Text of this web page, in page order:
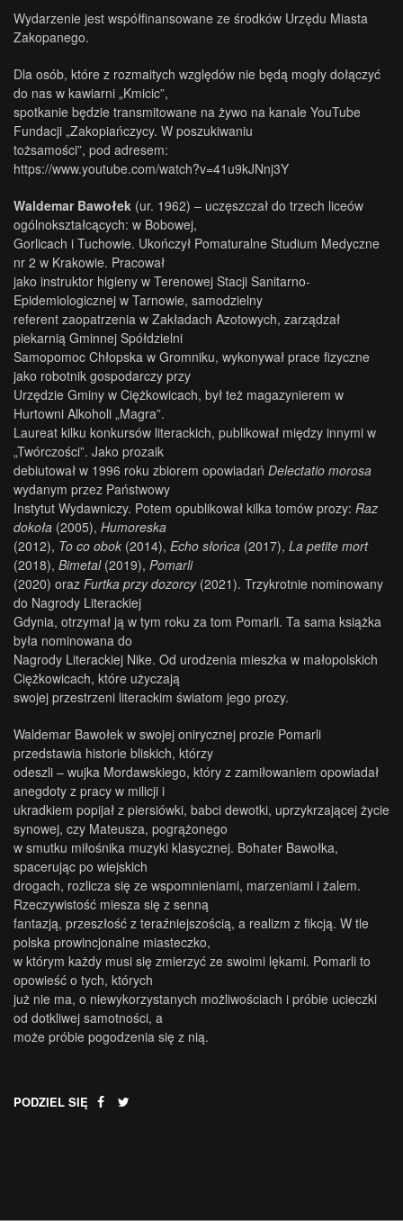
Wydarzenie jest współfinansowane ze środków Urzędu Miasta
Zakopanego.
Dla osób, które z rozmaitych względów nie będą mogły dołączyć
do nas w kawiarni „Kmicic”,
spotkanie będzie transmitowane na żywo na kanale YouTube
Fundacji „Zakopiańczycy. W poszukiwaniu
tożsamości”, pod adresem:
https://www.youtube.com/watch?v=41u9kJNnj3Y
Waldemar Bawołek (ur. 1962) – uczęszczał do trzech liceów
ogólnokształcących: w Bobowej,
Gorlicach i Tuchowie. Ukończył Pomaturalne Studium Medyczne
nr 2 w Krakowie. Pracował
jako instruktor higieny w Terenowej Stacji Sanitarno-
Epidemiologicznej w Tarnowie, samodzielny
referent zaopatrzenia w Zakładach Azotowych, zarządzał
piekarnią Gminnej Spółdzielni
Samopomoc Chłopska w Gromniku, wykonywał prace fizyczne
jako robotnik gospodarczy przy
Urzędzie Gminy w Ciężkowicach, był też magazynierem w
Hurtowni Alkoholi „Magra”.
Laureat kilku konkursów literackich, publikował między innymi w
„Twórczości”. Jako prozaik
debiutował w 1996 roku zbiorem opowiadań Delectatio morosa
wydanym przez Państwowy
Instytut Wydawniczy. Potem opublikował kilka tomów prozy: Raz
dokoła (2005), Humoreska
(2012), To co obok (2014), Echo słońca (2017), La petite mort
(2018), Bimetal(2019), Pomarli
(2020) oraz Furtka przy dozorcy(2021). Trzykrotnie nominowany
do Nagrody Literackiej
Gdynia, otrzymał ją w tym roku za tom Pomarli. Ta sama książka
była nominowana do
Nagrody Literackiej Nike. Od urodzenia mieszka w małopolskich
Ciężkowicach, które użyczają
swojej przestrzeni literackim światom jego prozy.
Waldemar Bawołek w swojej onirycznej prozie Pomarli
przedstawia historie bliskich, którzy
odeszli – wujka Mordawskiego, który z zamiłowaniem opowiadał
anegdoty z pracy w milicji i
ukradkiem popijał z piersiówki, babci dewotki, uprzykrzającej życie
synowej, czy Mateusza, pogrążonego
w smutku miłośnika muzyki klasycznej. Bohater Bawołka,
spacerując po wiejskich
drogach, rozlicza się ze wspomnieniami, marzeniami i żalem.
Rzeczywistość miesza się z senną
fantazją, przeszłość z teraźniejszością, a realizm z fikcją. W tle
polska prowincjonalne miasteczko,
w którym każdy musi się zmierzyć ze swoimi lękami. Pomarli to
opowieść o tych, których
już nie ma, o niewykorzystanych możliwościach i próbie ucieczki
od dotkliwej samotności, a
może próbie pogodzenia się z nią.
PODZIEL SIĘ